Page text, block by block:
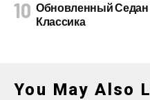
Обновленный Седан
Классика
You May Also